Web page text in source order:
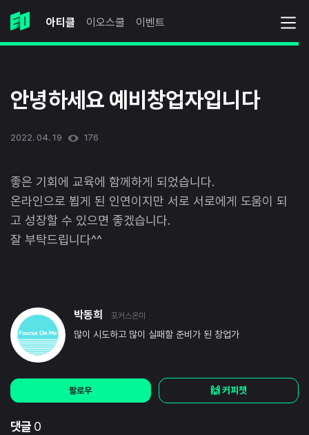
아티클 이오스쿨 이벤트
안녕하세요 예비창업자입니다
2022. 04. 19 176
좋은 기회에 교육에 함께하게 되었습니다.
온라인으로 뵙게 된 인연이지만 서로 서로에게 도움이 되
고 성장할 수 있으면 좋겠습니다.
잘 부탁드립니다^^
박동희 포커스온미
많이 시도하고 많이 실패할 준비가 된 창업가
팔로우 🙌 커피챗
댓글 0